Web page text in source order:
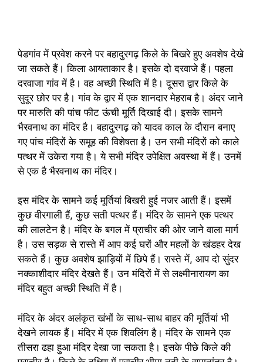
पेडगांव में प्रवेश करने पर बहादुरगढ़ किले के बिखरे हुए अवशेष देखे
जा सकते हैं। किला आयताकार है। इसके दो दरवाजे हैं। पहला
दरवाजा गांव में है। वह अच्छी स्थिति में है। दूसरा द्वार किले के
सुदूर छोर पर है। गांव के द्वार में एक शानदार मेहराब है। अंदर जाने
पर मारुति की पांच फीट ऊंची मूर्ति दिखाई दी। इसके सामने
भैरवनाथ का मंदिर है। बहादुरगढ़ को यादव काल के दौरान बनाए
गए पांच मंदिरों के समूह की विशेषता है। उन सभी मंदिरों को काले
पत्थर में उकेरा गया है। ये सभी मंदिर उपेक्षित अवस्था में हैं। उनमें
से एक है भैरवनाथ का मंदिर।
इस मंदिर के सामने कई मूर्तियां बिखरी हुई नजर आती हैं। इसमें
कुछ वीरगाली हैं, कुछ सती पत्थर हैं। मंदिर के सामने एक पत्थर
की लालटेन है। मंदिर के बगल में प्राचीर की ओर जाने वाला मार्ग
है। उस सड़क से रास्ते में आप कई घरों और महलों के खंडहर देख
सकते हैं। कुछ अवशेष झाड़ियों में छिपे हैं। रास्ते में, आप दो सुंदर
नक्काशीदार मंदिर देखते हैं। उन मंदिरों में से लक्ष्मीनारायण का
मंदिर बहुत अच्छी स्थिति में है।
मंदिर के अंदर अलंकृत खंभों के साथ-साथ बाहर की मूर्तियां भी
देखने लायक हैं। मंदिर में एक शिवलिंग है। मंदिर के सामने एक
तीसरा ढहा हुआ मंदिर देखा जा सकता है। इसके पीछे किले की